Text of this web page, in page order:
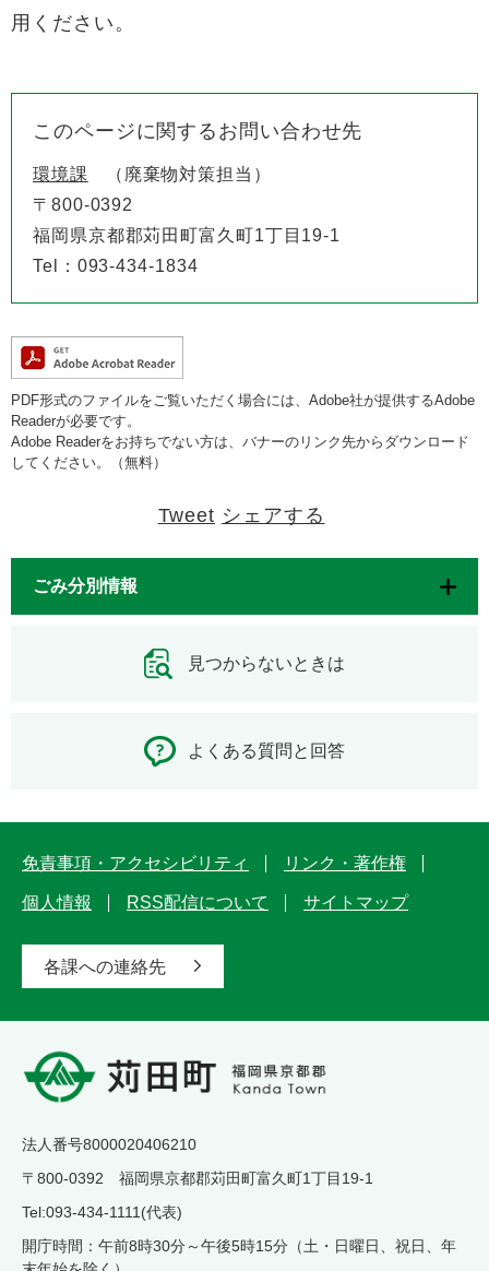
用ください。
このページに関するお問い合わせ先
環境課
廃棄物対策担当
〒800-0392
福岡県京都郡苅田町富久町1丁目19-1
Tel：093-434-1834
PDF形式のファイルをご覧いただく場合には、Adobe社が提供するAdobe
Readerが必要です。
Adobe Readerをお持ちでない方は、バナーのリンク先からダウンロード
してください。（無料）
Tweet シェアする
ごみ分別情報
見つからないときは
よくある質問と回答
免責事項・アクセシビリティ リンク・著作権
個人情報 RSS配信について サイトマップ
各課への連絡先
法人番号8000020406210
〒800-0392 福岡県京都郡苅田町富久町1丁目19-1
Tel:093-434-1111(代表)
開庁時間：午前8時30分～午後5時15分（土・日曜日、祝日、年